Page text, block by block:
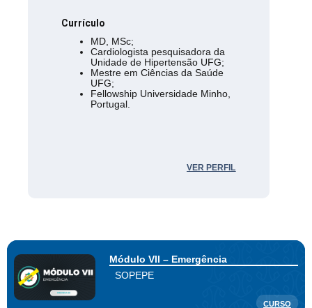
Currículo
MD, MSc;
Cardiologista pesquisadora da
Unidade de Hipertensão UFG;
Mestre em Ciências da Saúde
UFG;
Fellowship Universidade Minho,
Portugal.
VER PERFIL
Módulo VII – Emergência
SOPEPE
CURSO